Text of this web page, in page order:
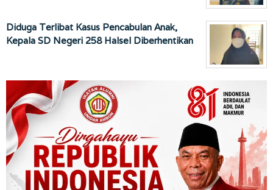
Diduga Terlibat Kasus Pencabulan Anak,
Kepala SD Negeri 258 Halsel Diberhentikan